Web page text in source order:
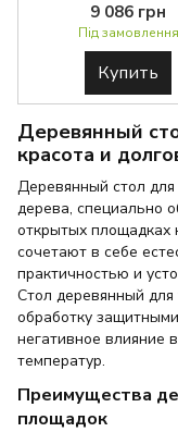
9 086 грн
Під замовлення
Купить
Деревянный
красота и
Деревянный стол для
дерева, специально
открытых площадках
сочетают в себе
практичностью и
Стол деревянный
обработку
негативное влияние
температур.
Преимущества
площадок